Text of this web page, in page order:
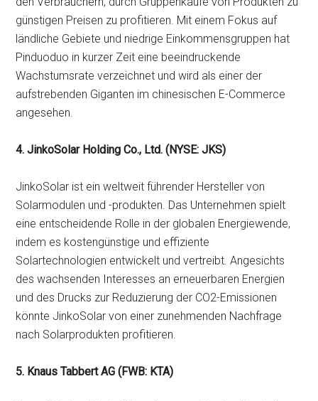
günstigen Preisen zu profitieren. Mit einem Fokus auf
ländliche Gebiete und niedrige Einkommensgruppen hat
Pinduoduo in kurzer Zeit eine beeindruckende
Wachstumsrate verzeichnet und wird als einer der
aufstrebenden Giganten im chinesischen E-Commerce
angesehen.
4. JinkoSolar Holding Co., Ltd. (NYSE: JKS)
JinkoSolar ist ein weltweit führender Hersteller von
Solarmodulen und -produkten. Das Unternehmen spielt
eine entscheidende Rolle in der globalen Energiewende,
indem es kostengünstige und effiziente
Solartechnologien entwickelt und vertreibt. Angesichts
des wachsenden Interesses an erneuerbaren Energien
und des Drucks zur Reduzierung der CO2-Emissionen
könnte JinkoSolar von einer zunehmenden Nachfrage
nach Solarprodukten profitieren.
5. Knaus Tabbert AG (FWB: KTA)